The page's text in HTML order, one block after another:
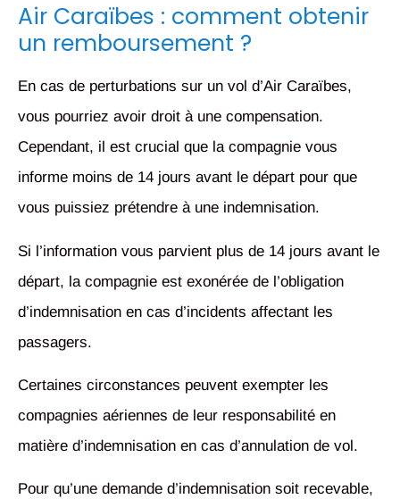
Air Caraïbes : comment obtenir
un remboursement ?
En cas de perturbations sur un vol d’Air Caraïbes,
vous pourriez avoir droit à une compensation.
Cependant, il est crucial que la compagnie vous
informe moins de 14 jours avant le départ pour que
vous puissiez prétendre à une indemnisation.
Si l’information vous parvient plus de 14 jours avant le
départ, la compagnie est exonérée de l’obligation
d’indemnisation en cas d’incidents affectant les
passagers.
Certaines circonstances peuvent exempter les
compagnies aériennes de leur responsabilité en
matière d’indemnisation en cas d’annulation de vol.
Pour qu’une demande d’indemnisation soit recevable,